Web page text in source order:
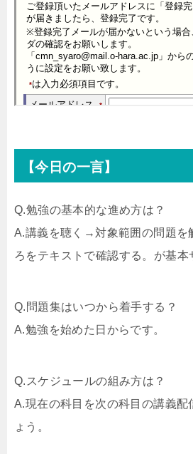
【今日の一言】
Q.勉強の基本的な進め方は？
A.講義を聴く→対象範囲の問題を
ろをテキストで確認する。が基本
Q.問題集はいつから着手する？
A.勉強を始めた日からです。
Q.スケジュールの組み方は？
A.現在の科目を次の科目の講義配
ょう。